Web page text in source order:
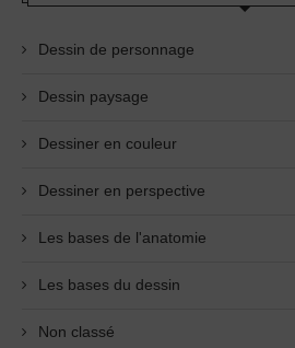
Dessin de personnage
Dessin paysage
Dessiner en couleur
Dessiner en perspective
Les bases de l'anatomie
Les bases du dessin
Non classé